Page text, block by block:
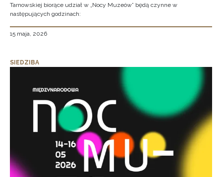
Tarnowskiej biorące udział w „Nocy Muzeów” będą czynne w
następujących godzinach:
15 maja, 2026
SIEDZIBA